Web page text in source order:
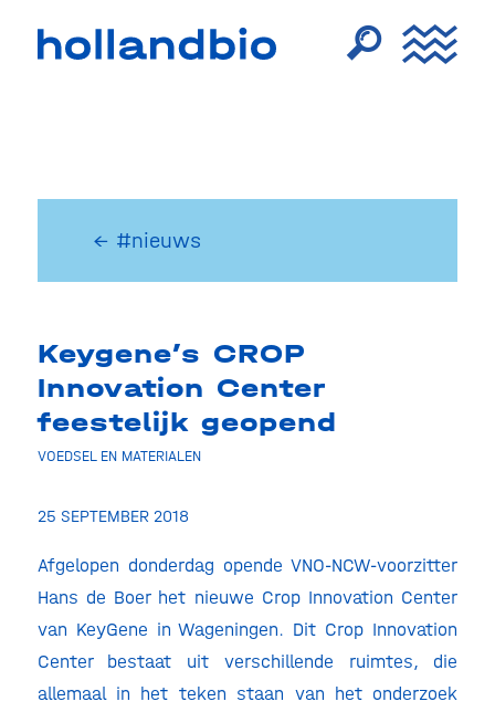
← #nieuws
Keygene’s CROP
Innovation Center
feestelijk geopend
VOEDSEL EN MATERIALEN
25 SEPTEMBER 2018
Afgelopen donderdag opende VNO-NCW-voorzitter
Hans de Boer het nieuwe Crop Innovation Center
van KeyGene in Wageningen. Dit Crop Innovation
Center bestaat uit verschillende ruimtes, die
allemaal in het teken staan van het onderzoek